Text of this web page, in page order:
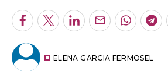
Facebook
TwitterLinkedInEnviar
ELENA GARCIA FERMOSEL